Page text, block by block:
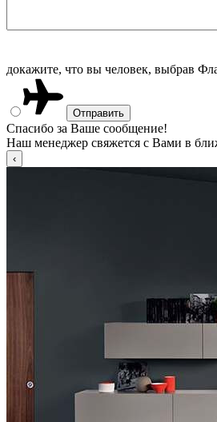
докажите, что вы человек, выбрав
Спасибо за Ваше сообщение!
Наш менеджер свяжется с Вами в